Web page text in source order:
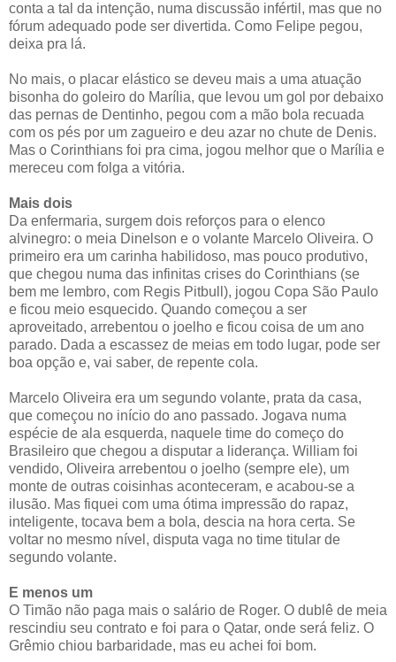
conta a tal da intenção, numa discussão infértil, mas que no
fórum adequado pode ser divertida. Como Felipe pegou,
deixa pra lá.
No mais, o placar elástico se deveu mais a uma atuação
bisonha do goleiro do Marília, que levou um gol por debaixo
das pernas de Dentinho, pegou com a mão bola recuada
com os pés por um zagueiro e deu azar no chute de Denis.
Mas o Corinthians foi pra cima, jogou melhor que o Marília e
mereceu com folga a vitória.
Mais dois
Da enfermaria, surgem dois reforços para o elenco
alvinegro: o meia Dinelson e o volante Marcelo Oliveira. O
primeiro era um carinha habilidoso, mas pouco produtivo,
que chegou numa das infinitas crises do Corinthians (se
bem me lembro, com Regis Pitbull), jogou Copa São Paulo
e ficou meio esquecido. Quando começou a ser
aproveitado, arrebentou o joelho e ficou coisa de um ano
parado. Dada a escassez de meias em todo lugar, pode ser
boa opção e, vai saber, de repente cola.
Marcelo Oliveira era um segundo volante, prata da casa,
que começou no início do ano passado. Jogava numa
espécie de ala esquerda, naquele time do começo do
Brasileiro que chegou a disputar a liderança. William foi
vendido, Oliveira arrebentou o joelho (sempre ele), um
monte de outras coisinhas aconteceram, e acabou-se a
ilusão. Mas fiquei com uma ótima impressão do rapaz,
inteligente, tocava bem a bola, descia na hora certa. Se
voltar no mesmo nível, disputa vaga no time titular de
segundo volante.
E menos um
O Timão não paga mais o salário de Roger. O dublê de meia
rescindiu seu contrato e foi para o Qatar, onde será feliz. O
Grêmio chiou barbaridade, mas eu achei foi bom.